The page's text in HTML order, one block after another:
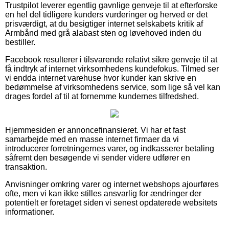
Trustpilot leverer egentlig gavnlige genveje til at efterforske
en hel del tidligere kunders vurderinger og herved er det
prisværdigt, at du besigtiger internet selskabets kritik af
Armbånd med grå alabast sten og løvehoved inden du
bestiller.
Facebook resulterer i tilsvarende relativt sikre genveje til at
få indtryk af internet virksomhedens kundefokus. Tilmed ser
vi endda internet varehuse hvor kunder kan skrive en
bedømmelse af virksomhedens service, som lige så vel kan
drages fordel af til at fornemme kundernes tilfredshed.
Hjemmesiden er annoncefinansieret. Vi har et fast
samarbejde med en masse internet firmaer da vi
introducerer forretningernes varer, og indkasserer betaling
såfremt den besøgende vi sender videre udfører en
transaktion.
Anvisninger omkring varer og internet webshops ajourføres
ofte, men vi kan ikke stilles ansvarlig for ændringer der
potentielt er foretaget siden vi senest opdaterede websitets
informationer.